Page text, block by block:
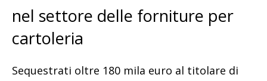
nel settore delle forniture per
cartoleria
Sequestrati oltre 180 mila euro al titolare di